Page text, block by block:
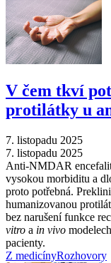
V čem tkví
protilátky u
7. listopadu 2025
7. listopadu 2025
Anti-NMDAR
vysokou morbiditu a
proto potřebná.
humanizovanou
bez narušení funkce
vitro a in vivo
pacienty.
Z medicínyRozhovory